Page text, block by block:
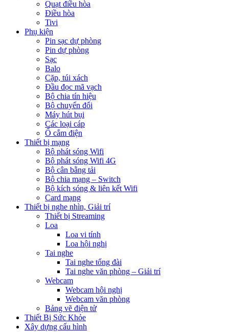
Quạt điều hòa
Điều hòa
Tivi
Phụ kiện
Pin sạc dự phòng
Pin dự phòng
Sạc
Balo
Cặp, túi xách
Đầu đọc mã vạch
Bộ chia tín hiệu
Bộ chuyển đổi
Máy hút bụi
Các loại cáp
Ổ cắm điện
Thiết bị mạng
Bộ phát sóng Wifi
Bộ phát sóng Wifi 4G
Bộ cân bằng tải
Bộ chia mạng – Switch
Bộ kích sóng & liên kết Wifi
Card mạng
Thiết bị nghe nhìn, Giải trí
Thiết bị Streaming
Loa
Loa vi tính
Loa hội nghị
Tai nghe
Tai nghe tổng đài
Tai nghe văn phòng – Giải trí
Webcam
Webcam hội nghị
Webcam văn phòng
Bảng vẽ điện tử
Thiết Bị Sức Khỏe
Xây dựng cấu hình